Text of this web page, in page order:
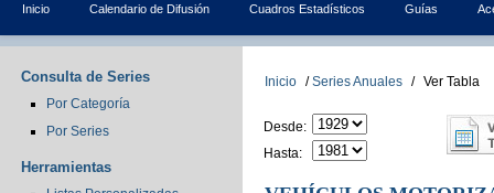
Inicio Calendario de Difusión Cuadros Estadísticos Guías
Consulta de Series
Por Categoría
Por Series
Herramientas
Inicio / Series Anuales / Ver Tabla
Desde:
Hasta: